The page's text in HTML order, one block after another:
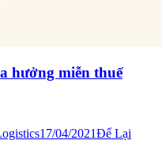
hưởng miễn thuế
17/04/2021Để Lại